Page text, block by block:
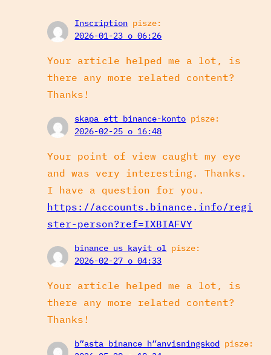
Inscription pisze:
2026-01-23 o 06:26
Your article helped me a lot, is
there any more related content?
Thanks!
skapa ett binance-konto pisze:
2026-02-25 o 16:48
Your point of view caught my eye
and was very interesting. Thanks.
I have a question for you.
https://accounts.binance.info/regi
ster-person?ref=IXBIAFVY
binance us kayit ol pisze:
2026-02-27 o 04:33
Your article helped me a lot, is
there any more related content?
Thanks!
b”asta binance h”anvisningskod pisze: